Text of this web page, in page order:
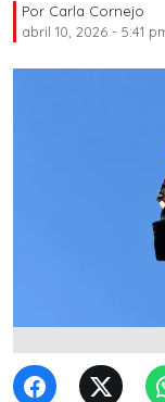
Por Carla Cornejo
abril 10, 2026 - 5:41